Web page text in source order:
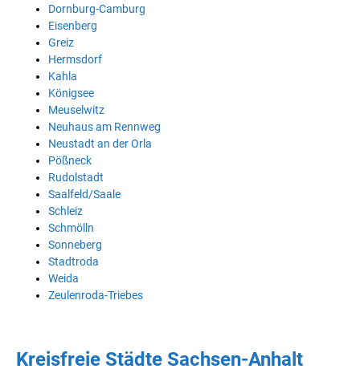
Dornburg-Camburg
Eisenberg
Greiz
Hermsdorf
Kahla
Königsee
Meuselwitz
Neuhaus am Rennweg
Neustadt an der Orla
Pößneck
Rudolstadt
Saalfeld/Saale
Schleiz
Schmölln
Sonneberg
Stadtroda
Weida
Zeulenroda-Triebes
Kreisfreie Städte Sachsen-Anhalt